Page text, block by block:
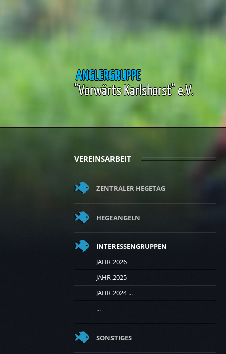
ANGLERGRUPPE
"Vorwärts Karlshorst" e.V.
VEREINSARBEIT
ZENTRALER HEGETAG
HEGEANGELN
INTERESSENGRUPPEN
JAHR 2026
JAHR 2025
JAHR 2024 ...
...
SONSTIGES